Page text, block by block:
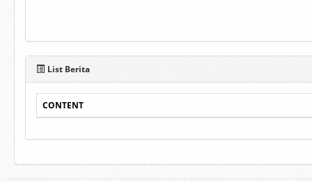
List Berita
CONTENT